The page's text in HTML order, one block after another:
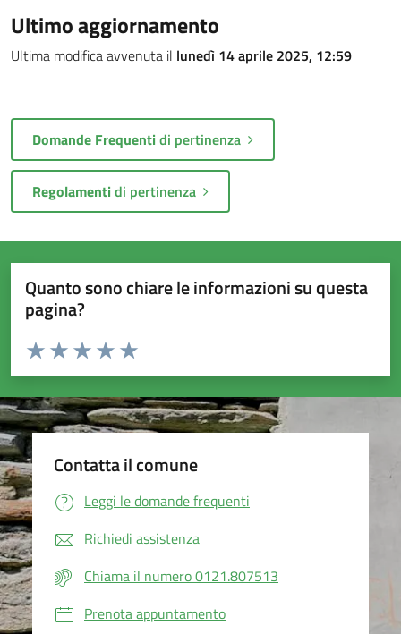
Ultimo aggiornamento
Ultima modifica avvenuta il lunedì 14 aprile 2025, 12:59
Domande Frequentidi pertinenza
Regolamentidi pertinenza
Quanto sono chiare le informazioni su questa
pagina?
Valuta da 1 a 5 stelle la pagina
Valuta 5 stelle su 5
Valuta 4 stelle su 5
Valuta 3 stelle su 5
Valuta 2 stelle su 5
Valuta 1 stelle su 5
Contatta il comune
Leggi le domande frequenti
Richiedi assistenza
Chiama il numero 0121.807513
Prenota appuntamento